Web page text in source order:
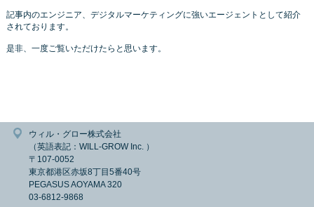
記事内のエンジニア、デジタルマーケティングに強いエージェントとして紹介
されております。
是非、一度ご覧いただけたらと思います。
ウィル・グロー株式会社
（英語表記：WILL-GROW Inc. ）
〒107-0052
東京都港区赤坂8丁目5番40号
PEGASUS AOYAMA 320
03-6812-9868